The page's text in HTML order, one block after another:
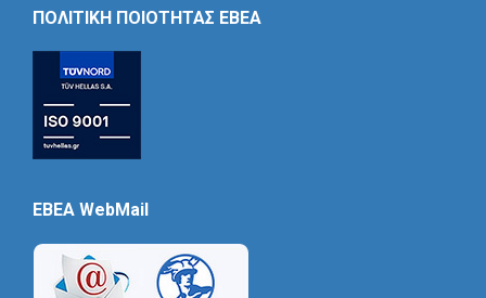
ΠΟΛΙΤΙΚΗ ΠΟΙΟΤΗΤΑΣ ΕΒΕΑ
EBEA WebMail